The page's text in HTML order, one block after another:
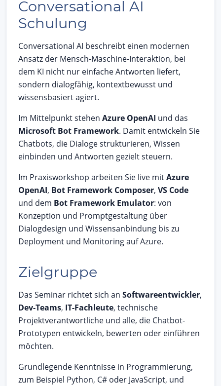
Conversational AI
Schulung
Conversational AI beschreibt einen modernen
Ansatz der Mensch-Maschine-Interaktion, bei
dem KI nicht nur einfache Antworten liefert,
sondern dialogfähig, kontextbewusst und
wissensbasiert agiert.
Im Mittelpunkt stehen Azure OpenAI und das
Microsoft Bot Framework. Damit entwickeln Sie
Chatbots, die Dialoge strukturieren, Wissen
einbinden und Antworten gezielt steuern.
Im Praxisworkshop arbeiten Sie live mitAzure
OpenAI, Bot Framework Composer, VS Code
und dem Bot Framework Emulator: von
Konzeption und Promptgestaltung über
Dialogdesign und Wissensanbindung bis zu
Deployment und Monitoring auf Azure.
Zielgruppe
Das Seminar richtet sich an Softwareentwickler,
Dev-Teams, IT-Fachleute, technische
Projektverantwortliche und alle, die Chatbot-
Prototypen entwickeln, bewerten oder einführen
möchten.
Grundlegende Kenntnisse in Programmierung,
zum Beispiel Python, C# oder JavaScript, und